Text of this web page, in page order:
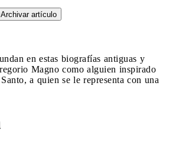
Archivar artículo
en estas biografías antiguas y
Magno como alguien inspirado
a quien se le representa con una